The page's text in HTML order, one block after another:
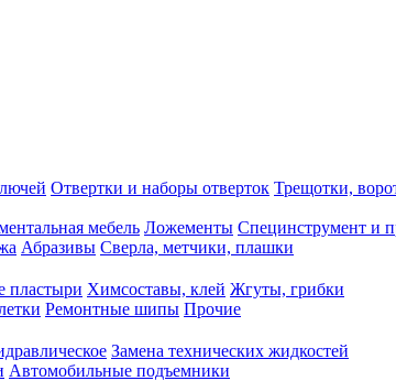
Отвертки и наборы отверток Трещотки,
мебель Ложементы Специнструмент и
Абразивы Сверла, метчики, плашки
пластыри Химсоставы, клей Жгуты, грибки
Ремонтные шипы Прочие
Замена технических жидкостей
Автомобильные подъемники